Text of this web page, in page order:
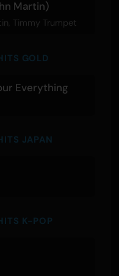
Martin)
Timmy Trumpet
GOLD
Everything
JAPAN
K-POP